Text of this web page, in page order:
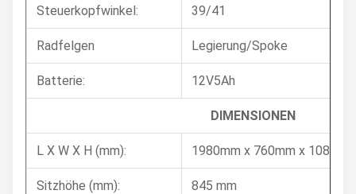
Steuerkopfwinkel: 39/41
Radfelgen Legierung/Spoke
Batterie: 12V5Ah
DIMENSIONEN
L X W X H (mm): 1980mm x 760mm x
Sitzhöhe (mm): 845 mm